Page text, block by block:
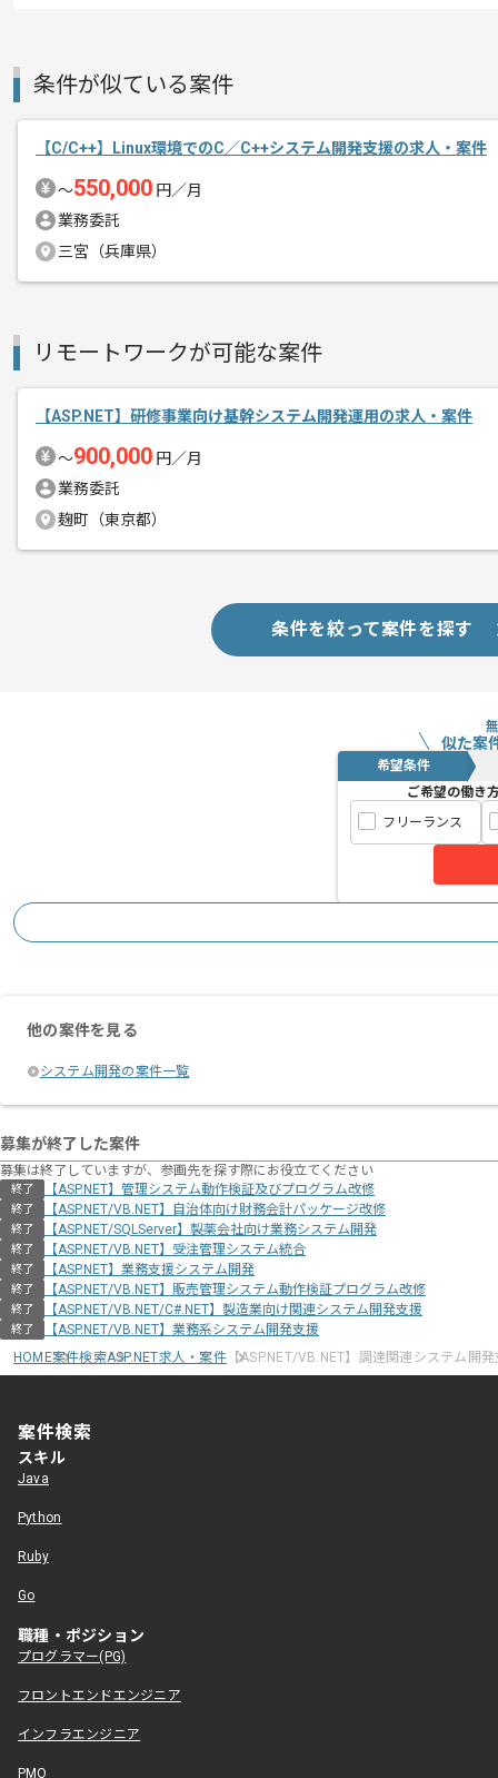
エージェントからのコ
週5日常駐での作業を想定しております
経験豊富なエンジニアと成長が出来る
条件が似ている案件
【C/C++】Linux環境でのC／C++システム開発支援の求人・案件
〜550,000 円／月
業務委託
三宮（兵庫県）
リモートワークが可能な案件
【ASP.NET】研修事業向け基幹システム開発運用の求人・案件
〜900,000 円／月
業務委託
麹町（東京都）
条件を絞って案件を探す
似た案
希望条件
ご希望の働き
フリーランス
他の案件を見る
システム開発の案件一覧
募集が終了した案件
募集は終了していますが、参画先を探す際にお役立てください
終了 【ASP.NET】管理システム動作検証及びプログラム改修
終了 【ASP.NET/VB.NET】自治体向け財務会計パッケージ改修
終了 【ASP.NET/SQLServer】製薬会社向け業務システム開発
終了 【ASP.NET/VB.NET】受注管理システム統合
終了 【ASP.NET】業務支援システム開発
終了 【ASP.NET/VB.NET】販売管理システム動作検証プログラム改修
終了 【ASP.NET/VB.NET/C#.NET】製造業向け関連システム開発支援
終了
【ASP.NET/VB.NET】業務系システム開発支援
HOME案件検索ASP.NET求人・案件【ASP.NET/VB.NET】調達関連システム開
案件検索
スキル
Java
Python
Ruby
Go
職種・ポジション
プログラマー(PG)
フロントエンドエンジニア
インフラエンジニア
PMO